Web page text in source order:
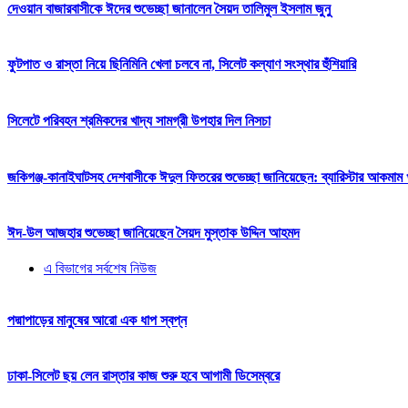
দেওয়ান বাজারবাসীকে ঈদের শুভেচ্ছা জানালেন সৈয়দ তালিমুল ইসলাম জুনু
ফুটপাত ও রাস্তা নিয়ে ছিনিমিনি খেলা চলবে না, সিলেট কল্যাণ সংস্থার হুঁশিয়ারি
সিলেটে পরিবহন শ্রমিকদের খাদ্য সামগ্রী উপহার দিল নিসচা
জকিগঞ্জ-কানাইঘাটসহ দেশবাসীকে ঈদুল ফিতরের শুভেচ্ছা জানিয়েছেন: ব্যারিস্টার আকমাম
ঈদ-উল আজহার শুভেচ্ছা জানিয়েছেন সৈয়দ মুস্তাক উদ্দিন আহমদ
এ বিভাগের সর্বশেষ নিউজ
পদ্মাপাড়ের মানুষের আরো এক ধাপ স্বপ্ন
ঢাকা-সিলেট ছয় লেন রাস্তার কাজ শুরু হবে আগামী ডিসেম্বরে